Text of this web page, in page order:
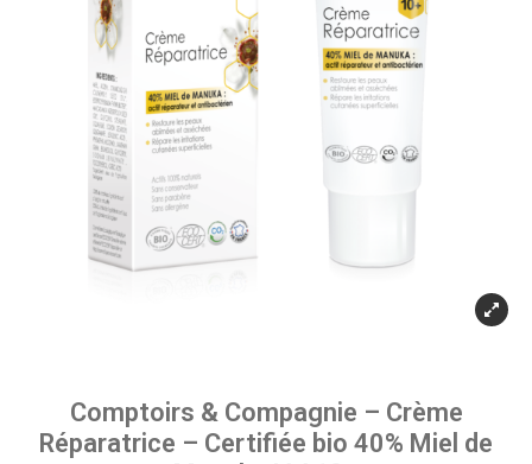
Comptoirs & Compagnie – Crème
Réparatrice – Certifiée bio 40% Miel de